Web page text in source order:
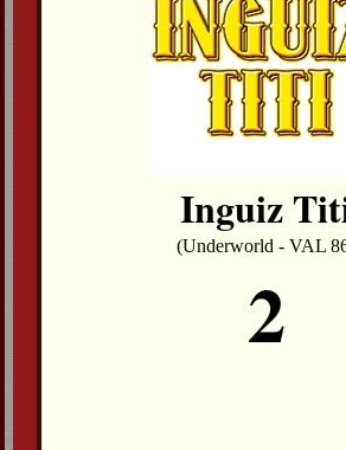
Inguiz
(Underworld - VAL
2